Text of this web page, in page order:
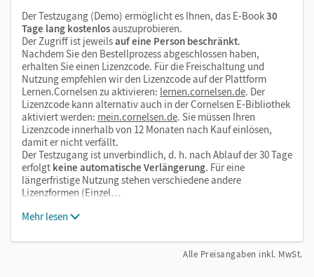
Der Testzugang (Demo) ermöglicht es Ihnen, das E-Book30
Tage lang kostenlosauszuprobieren.
Der Zugriff ist jeweilsauf eine Person beschränkt.
Nachdem Sie den Bestellprozess abgeschlossen haben,
erhalten Sie einen Lizenzcode. Für die Freischaltung und
Nutzung empfehlen wir den Lizenzcode auf der Plattform
Lernen.Cornelsen zu aktivieren: lernen.cornelsen.de. Der
Lizenzcode kann alternativ auch in der Cornelsen E-Bibliothek
aktiviert werden: mein.cornelsen.de. Sie müssen Ihren
Lizenzcode innerhalb von 12 Monaten nach Kauf einlösen,
damit er nicht verfällt.
Der Testzugang ist unverbindlich, d. h. nach Ablauf der 30 Tage
erfolgt keine automatische Verlängerung. Für eine
längerfristige Nutzung stehen verschiedene andere
Lizenzformen (Einzel…
Mehr lesen
Alle Preisangaben inkl. MwSt.